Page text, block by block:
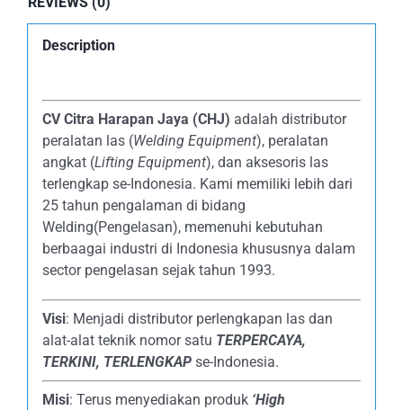
Description
CV Citra Harapan Jaya (CHJ) adalah distributor
peralatan las (Welding Equipment), peralatan
angkat (Lifting Equipment), dan aksesoris las
terlengkap se-Indonesia. Kami memiliki lebih dari
25 tahun pengalaman di bidang
Welding(Pengelasan), memenuhi kebutuhan
berbaagai industri di Indonesia khususnya dalam
sector pengelasan sejak tahun 1993.
Visi: Menjadi distributor perlengkapan las dan
alat-alat teknik nomor satu TERPERCAYA,
TERKINI, TERLENGKAPse-Indonesia.
Misi: Terus menyediakan produk ‘High